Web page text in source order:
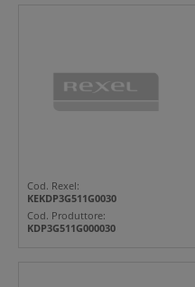
Cod. Rexel:
KEKDP3G511G0030
Cod. Produttore:
KDP3G511G000030